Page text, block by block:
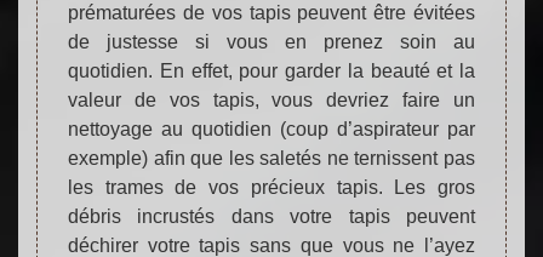
prématurées de vos tapis peuvent être évitées
de justesse si vous en prenez soin au
quotidien. En effet, pour garder la beauté et la
valeur de vos tapis, vous devriez faire un
nettoyage au quotidien (coup d’aspirateur par
exemple) afin que les saletés ne ternissent pas
les trames de vos précieux tapis. Les gros
débris incrustés dans votre tapis peuvent
déchirer votre tapis sans que vous ne l’ayez